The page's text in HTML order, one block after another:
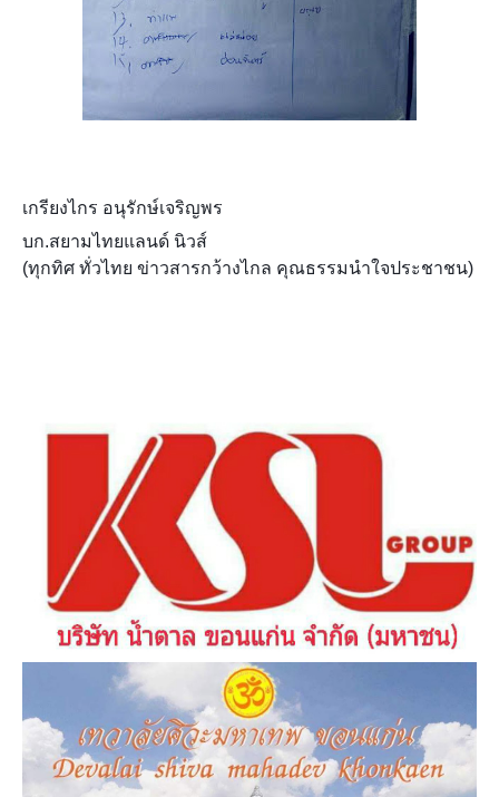
เกรียงไกร อนุรักษ์เจริญพร
บก.สยามไทยแลนด์ นิวส์
(ทุกทิศ ทั่วไทย ข่าวสารกว้างไกล คุณธรรมนำใจประชาชน)